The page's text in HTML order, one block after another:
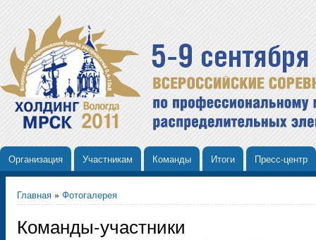
Организация Участникам Команды Итоги Пресс-центр
Главная » Фотогалерея
Команды-участники